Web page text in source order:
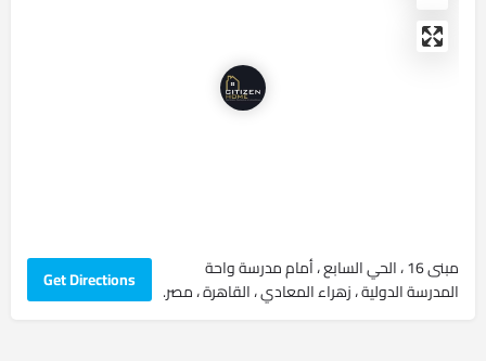
مبنى 16 ، الحي السابع ، أمام مدرسة واحة
المدرسة الدولية ، زهراء المعادي ، القاهرة ، مصر.
Get Directions